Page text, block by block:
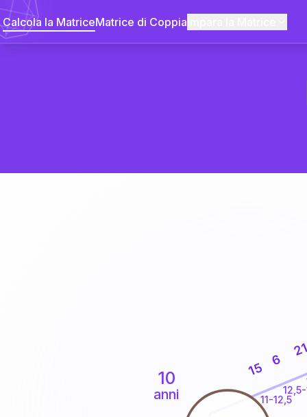
Calcola la MatriceMatrice di Coppia
10
anni 11-12,5
15 6
21